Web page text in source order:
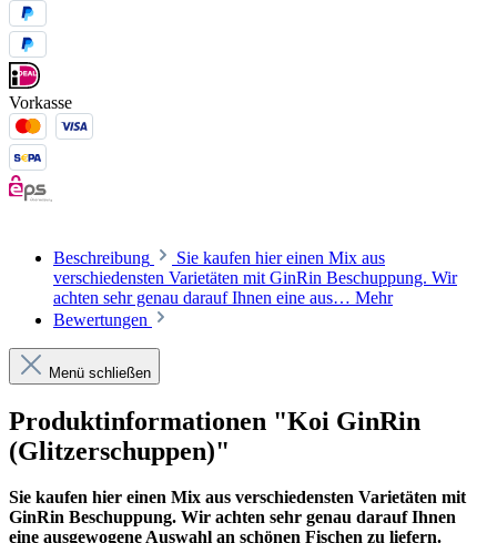
Vorkasse
Beschreibung
Sie kaufen hier einen Mix aus
verschiedensten Varietäten mit GinRin Beschuppung. Wir
achten sehr genau darauf Ihnen eine aus… Mehr
Bewertungen
Menü schließen
Produktinformationen "Koi GinRin
(Glitzerschuppen)"
Sie kaufen hier einen Mix aus verschiedensten Varietäten mit
GinRin Beschuppung. Wir achten sehr genau darauf Ihnen
eine ausgewogene Auswahl an schönen Fischen zu liefern.